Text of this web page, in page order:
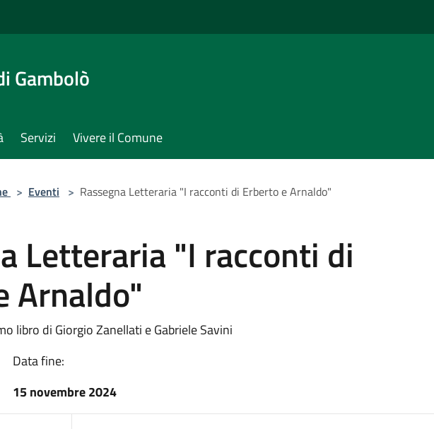
Gambolò
Servizi Vivere il Comune
> Eventi > Rassegna Letteraria "I racconti di Erberto e Arnaldo"
Letteraria "I racconti di
Arnaldo"
libro di Giorgio Zanellati e Gabriele Savini
Data fine:
15 novembre 2024